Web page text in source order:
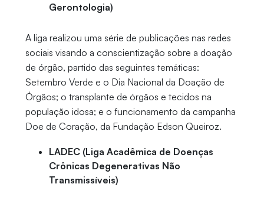
Gerontologia)
A liga realizou uma série de publicações nas redes
sociais visando a conscientização sobre a doação
de órgão, partido das seguintes temáticas:
Setembro Verde e o Dia Nacional da Doação de
Órgãos; o transplante de órgãos e tecidos na
população idosa; e o funcionamento da campanha
Doe de Coração, da Fundação Edson Queiroz.
LADEC (Liga Acadêmica de Doenças
Crônicas Degenerativas Não
Transmissíveis)